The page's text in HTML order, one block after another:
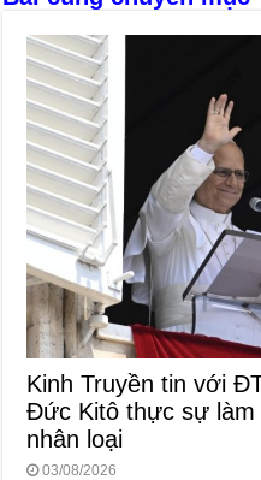
Kinh Truyền tin với
Đức Kitô thực sự làm
nhân loại
03/08/2026